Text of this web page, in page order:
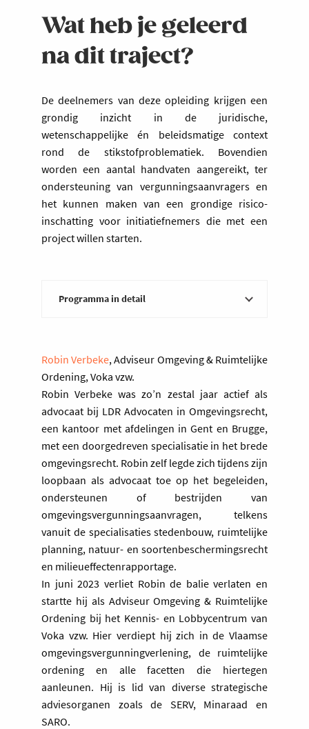
Wat heb je geleerd
na dit traject?
De deelnemers van deze opleiding krijgen een
grondig inzicht in de juridische,
wetenschappelijke én beleidsmatige context
rond de stikstofproblematiek. Bovendien
worden een aantal handvaten aangereikt, ter
ondersteuning van vergunningsaanvragers en
het kunnen maken van een grondige risico-
inschatting voor initiatiefnemers die met een
project willen starten.
Programma in detail
name de vraag waarom stikstof (of
eigenlijk een teveel aan stikstof)
precies een probleem is.
De juridische context : erna maken we
de vertaling van het
wetenschappelijke probleem naar een
juridisch probleem. Hoe komt het dat
de vergunningen van stikstof-
emitterende inrichtingen precies leidt
tot vergunningsproblemen? Hierbij
gaan we in op het juridische statuut
van de Europees beschermde speciale
beschermingszones en het instrument
van de passende beoordeling.
De stikstofcrisis: nu de context
duidelijk is, staan we stil bij een
historisch overzicht van zowel de
verschillende pogingen om tot een
oplossing te komen en de
verschillende arresten van de Raad
van State en de Raad voor
Robin Verbeke, Adviseur Omgeving & Ruimtelijke
Ordening, Voka vzw.
Robin Verbeke was zo’n zestal jaar actief als
advocaat bij LDR Advocaten in Omgevingsrecht,
een kantoor met afdelingen in Gent en Brugge,
met een doorgedreven specialisatie in het brede
omgevingsrecht. Robin zelf legde zich tijdens zijn
loopbaan als advocaat toe op het begeleiden,
ondersteunen of bestrijden van
omgevingsvergunningsaanvragen, telkens
vanuit de specialisaties stedenbouw, ruimtelijke
planning, natuur- en soortenbeschermingsrecht
en milieueffectenrapportage.
In juni 2023 verliet Robin de balie verlaten en
startte hij als Adviseur Omgeving & Ruimtelijke
Ordening bij het Kennis- en Lobbycentrum van
Voka vzw. Hier verdiept hij zich in de Vlaamse
omgevingsvergunningverlening, de ruimtelijke
ordening en alle facetten die hiertegen
aanleunen. Hij is lid van diverse strategische
adviesorganen zoals de SERV, Minaraad en
SARO.